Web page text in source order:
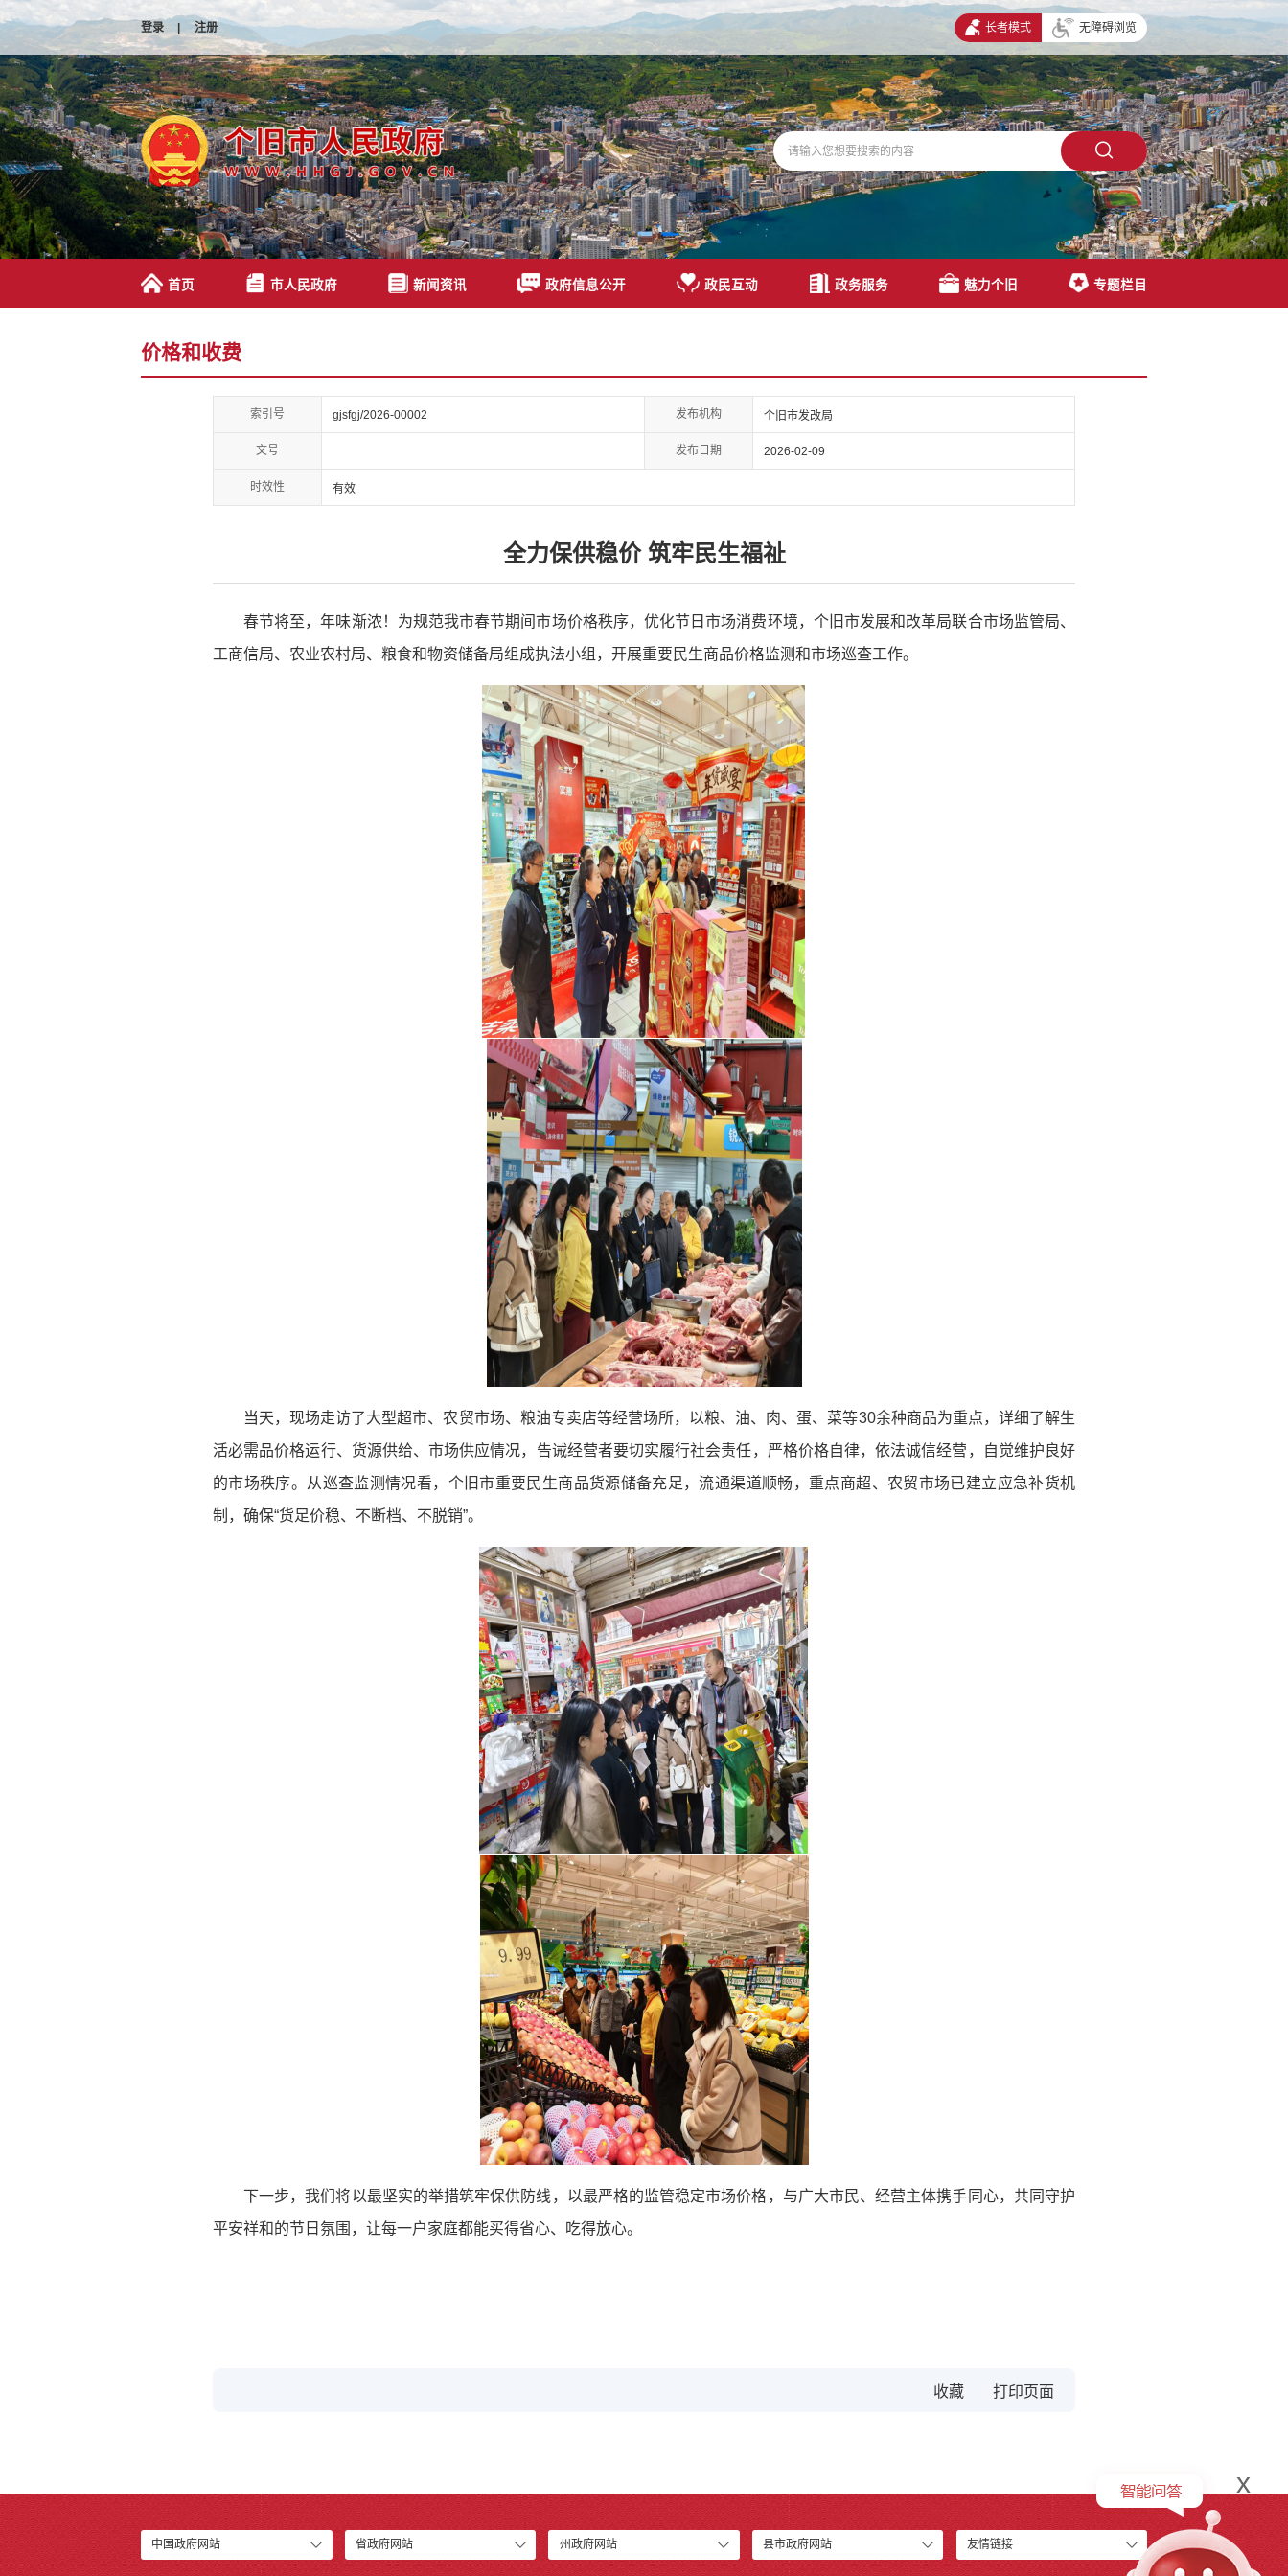
登录 | 注册 长者模式 无障碍浏览
首页 市人民政府 新闻资讯 政府信息公开 政民互动 政务服务 魅力个旧 专题栏目
价格和收费
索引号 gjsfgj/2026-00002 发布机构 个旧市发改局
文号 发布日期 2026-02-09
时效性 有效
全力保供稳价 筑牢民生福祉
春节将至，年味渐浓！为规范我市春节期间市场价格秩序，优化节日市场消费环境，个旧市发展和改革局联合市场监管局、
工商信局、农业农村局、粮食和物资储备局组成执法小组，开展重要民生商品价格监测和市场巡查工作。
当天，现场走访了大型超市、农贸市场、粮油专卖店等经营场所，以粮、油、肉、蛋、菜等30余种商品为重点，详细了解生
活必需品价格运行、货源供给、市场供应情况，告诫经营者要切实履行社会责任，严格价格自律，依法诚信经营，自觉维护良好
的市场秩序。从巡查监测情况看，个旧市重要民生商品货源储备充足，流通渠道顺畅，重点商超、农贸市场已建立应急补货机
制，确保“货足价稳、不断档、不脱销”。
下一步，我们将以最坚实的举措筑牢保供防线，以最严格的监管稳定市场价格，与广大市民、经营主体携手同心，共同守护
平安祥和的节日氛围，让每一户家庭都能买得省心、吃得放心。
收藏
中国政府网站 省政府网站 州政府网站 县市政府网站 友情链接
x